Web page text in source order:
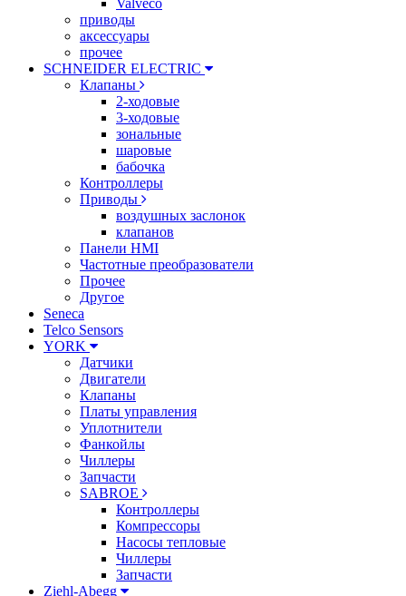
Valveco
приводы
аксессуары
прочее
SCHNEIDER ELECTRIC
Клапаны
2-ходовые
3-ходовые
зональные
шаровые
бабочка
Контроллеры
Приводы
воздушных заслонок
клапанов
Панели HMI
Частотные преобразователи
Прочее
Другое
Seneca
Telco Sensors
YORK
Датчики
Двигатели
Клапаны
Платы управления
Уплотнители
Фанкойлы
Чиллеры
Запчасти
SABROE
Контроллеры
Компрессоры
Насосы тепловые
Чиллеры
Запчасти
Ziehl-Abegg